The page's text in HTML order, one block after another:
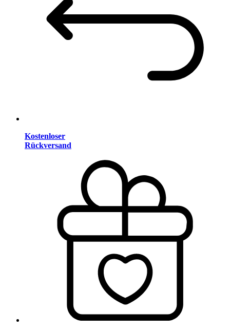
Kostenloser
Rückversand